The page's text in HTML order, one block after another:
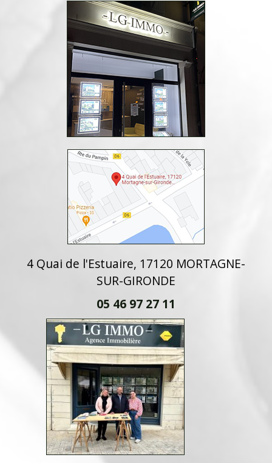
4 Quai de l'Estuaire, 17120 MORTAGNE-
SUR-GIRONDE
05 46 97 27 11